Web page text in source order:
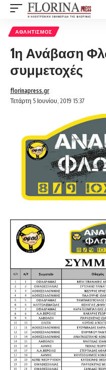
ΑΘΛΗΤΙΣΜΌΣ
1η Ανάβαση
συμμετοχές
Τετάρτη 5 Ιουνίου, 2019 15:37
florinapress.gr